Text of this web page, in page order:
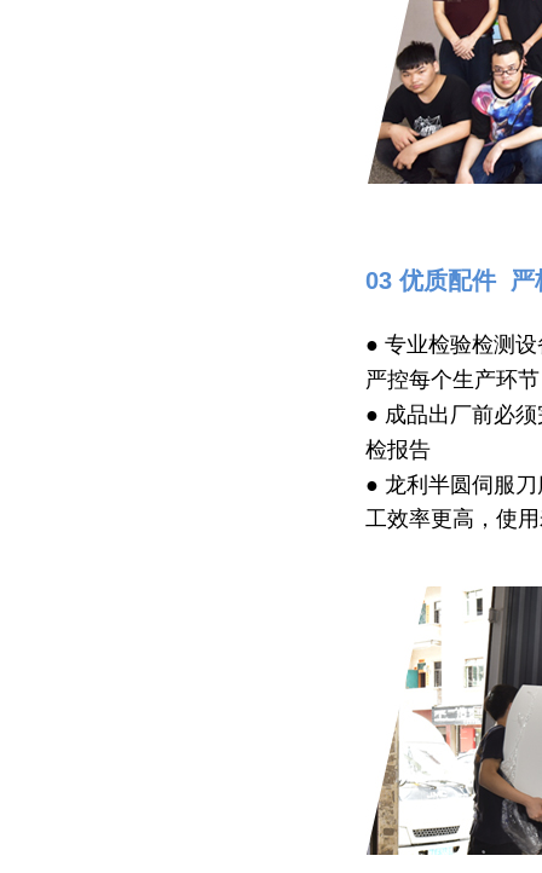
03 优质配件
● 专业检验检测
严控每个生产环节
● 成品出厂前必
检报告
● 龙利半圆伺服
工效率更高，使